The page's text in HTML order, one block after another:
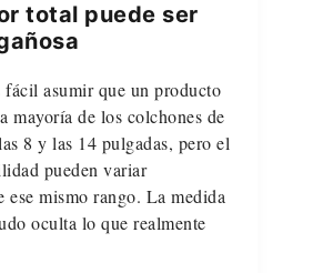
total puede ser
asumir que un producto
mayoría de los colchones de
8 y las 14 pulgadas, pero el
pueden variar
ese mismo rango. La medida
oculta lo que realmente